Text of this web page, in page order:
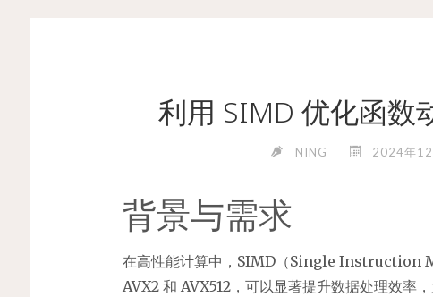
利用 SIMD 优化函数
NING 2024年
背景与需求
在高性能计算中，SIMD（Single Instruction
AVX2 和 AVX512，可以显著提升数据处理效率